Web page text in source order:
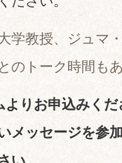
学教授、ジュマ
のトーク時間も
りお申込みくだ
メッセージを参